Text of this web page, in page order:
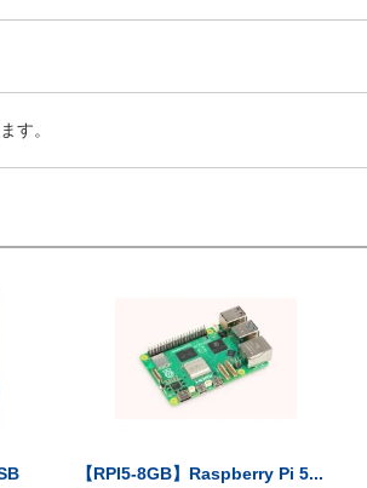
す。
【RPI5-8GB】Raspberry Pi 5...